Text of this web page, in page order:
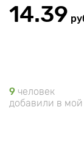
14.39
9 человек
добавили в